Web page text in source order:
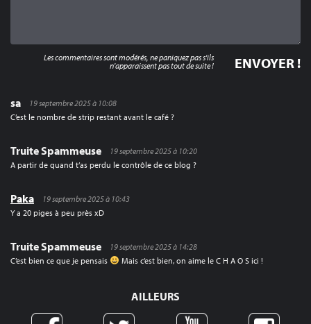
sa
19 septembre 2025 à 10:08
C’est le nombre de strip restant avant le café ?
Truite Spammeuse
19 septembre 2025 à 10:20
A partir de quand t’as perdu le contrôle de ce blog ?
Paka
19 septembre 2025 à 10:43
Y a 20 piges à peu près xD
Truite Spammeuse
19 septembre 2025 à 14:28
C’est bien ce que je pensais
Mais c’est bien, on aime le C H A O S ici !
Les commentaires sont modérés, ne paniquez pas s'ils
n'apparaissent pas tout de suite !
AILLEURS